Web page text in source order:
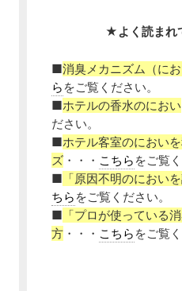
★よく読まれ
■消臭メカニズム（にお
ら をご覧ください。
■ホテルの香水のにおい
ださい。
■ホテル客室のにおい
ズ ・・・ こちら をご覧
■ 「原因不明のにおい
ちら をご覧ください。
■ 「プロが使っている
方 ・・・ こちら をご覧